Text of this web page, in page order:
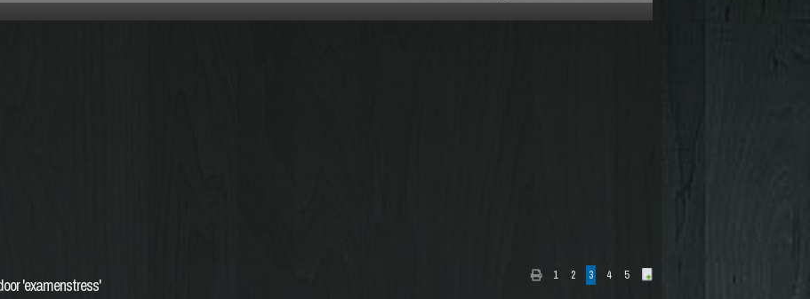
1 2 3 4 5
'examenstress'